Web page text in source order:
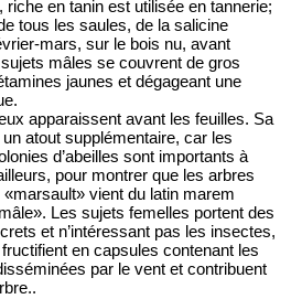
riche en tanin est utilisée en tannerie;
tous les saules, de la salicine
mars, sur le bois nu, avant
mâles se couvrent de gros
jaunes et dégageant une
apparaissent avant les feuilles. Sa
atout supplémentaire, car les
d’abeilles sont importants à
pour montrer que les arbres
«marsault» vient du latin marem
Les sujets femelles portent des
et n’intéressant pas les insectes,
en capsules contenant les
par le vent et contribuent